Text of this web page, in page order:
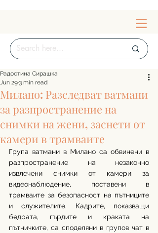
Милано: Разследват ватмани
за разпространение на
снимки на жени, заснети от
камери в трамваите
Радостина Сирашка
Jun 293 min read
Група ватмани в Милано са обвинени в
разпространение на незаконно
извлечени снимки от камери за
видеонаблюдение, поставени в
трамваите за безопасност на пътниците
и служителите. Кадрите, показващи
бедрата, гърдите и краката на
пътничките, са споделяни в групов чат в